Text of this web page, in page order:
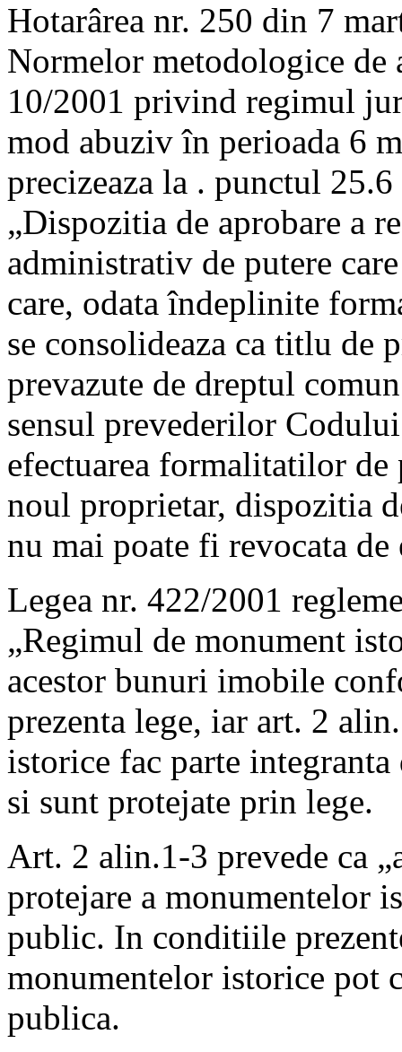
Hotarârea nr. 250 din 7
Normelor metodologice
10/2001 privind regimul
mod abuziv în perioada 6
precizeaza la . punctul
„Dispozitia de aprobare a
administrativ de putere
care, odata îndeplinite
se consolideaza ca titlu de
prevazute de dreptul
sensul prevederilor
efectuarea formalitatilor
noul proprietar, dispozitia
nu mai poate fi revocata de
Legea nr. 422/2001
„Regimul de monument
acestor bunuri imobile
prezenta lege, iar art. 2
istorice fac parte
si sunt protejate prin lege.
Art. 2 alin.1-3 prevede ca
protejare a monumentelor
public. In conditiile
monumentelor istorice pot
publica.